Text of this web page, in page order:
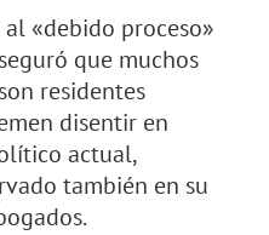
«debido proceso»
que muchos
residentes
disentir en
actual,
también en su